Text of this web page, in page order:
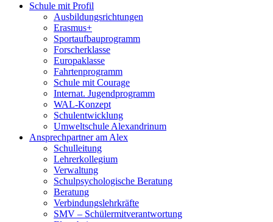
Schule mit Profil
Ausbildungsrichtungen
Erasmus+
Sportaufbauprogramm
Forscherklasse
Europaklasse
Fahrtenprogramm
Schule mit Courage
Internat. Jugendprogramm
WAL-Konzept
Schulentwicklung
Umweltschule Alexandrinum
Ansprechpartner am Alex
Schulleitung
Lehrerkollegium
Verwaltung
Schulpsychologische Beratung
Beratung
Verbindungslehrkräfte
SMV – Schülermitverantwortung